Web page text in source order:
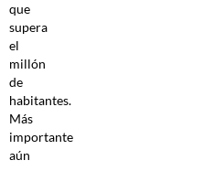
que
supera
el
millón
de
habitantes.
Más
importante
aún